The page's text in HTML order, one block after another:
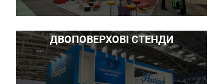
ДВОПОВЕРХОВІ СТЕНДИ